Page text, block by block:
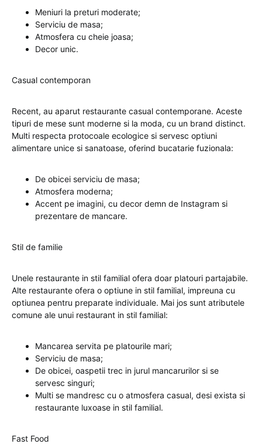
Meniuri la preturi moderate;
Serviciu de masa;
Atmosfera cu cheie joasa;
Decor unic.
Casual contemporan
Recent, au aparut restaurante casual contemporane. Aceste
tipuri de mese sunt moderne si la moda, cu un brand distinct.
Multi respecta protocoale ecologice si servesc optiuni
alimentare unice si sanatoase, oferind bucatarie fuzionala:
De obicei serviciu de masa;
Atmosfera moderna;
Accent pe imagini, cu decor demn de Instagram si
prezentare de mancare.
Stil de familie
Unele restaurante in stil familial ofera doar platouri partajabile.
Alte restaurante ofera o optiune in stil familial, impreuna cu
optiunea pentru preparate individuale. Mai jos sunt atributele
comune ale unui restaurant in stil familial:
Mancarea servita pe platourile mari;
Serviciu de masa;
De obicei, oaspetii trec in jurul mancarurilor si se
servesc singuri;
Multi se mandresc cu o atmosfera casual, desi exista si
restaurante luxoase in stil familial.
Fast Food